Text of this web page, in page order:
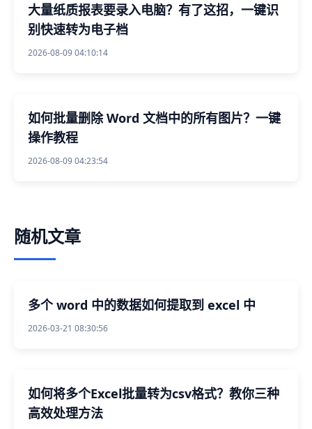
大量纸质报表要录入电脑？有了这招，一键识
别快速转为电子档
2026-08-09 04:10:14
如何批量删除 Word 文档中的所有图片？一键
操作教程
2026-08-09 04:23:54
随机文章
多个 word 中的数据如何提取到 excel 中
2026-03-21 08:30:56
如何将多个Excel批量转为csv格式？教你三种
高效处理方法